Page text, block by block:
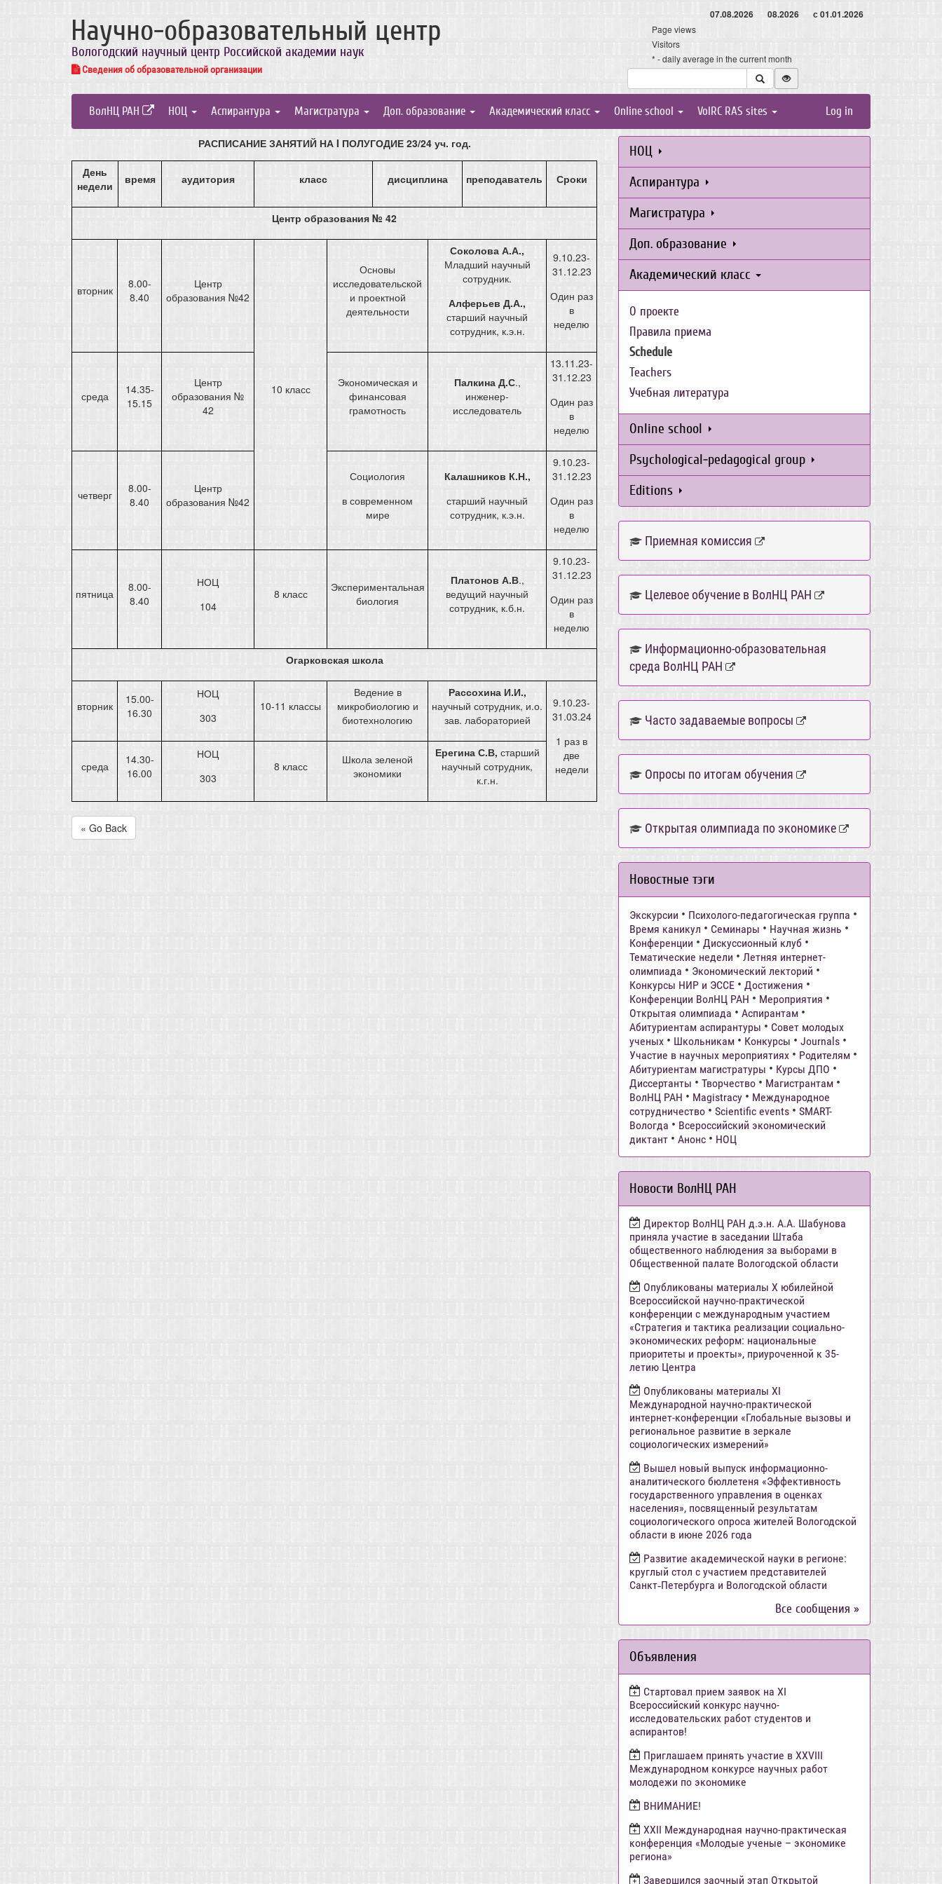
Научно-образовательный центр
Вологодский научный центр Российской академии наук
Сведения об образовательной организации
07.08.2026 08.2026 с 01.01.2026
Page views
Visitors
* - daily average in the current month
ВолНЦ РАН НОЦ Аспирантура Магистратура Доп. образование Академический класс Online school VolRC RAS sites Log in
РАСПИСАНИЕ ЗАНЯТИЙ НА I ПОЛУГОДИЕ 23/24 уч. год.
День
недели
время аудитория класс дисциплина преподаватель Сроки
Центр образования № 42
вторник
8.00-
8.40
Центр
образования №42
10 класс
Основы
исследовательской
и проектной
деятельности
Соколова А.А.,
Младший научный
сотрудник.
Алферьев Д.А.,
старший научный
сотрудник, к.э.н.
9.10.23-
31.12.23
Один раз
в
неделю
среда
14.35-
15.15
Центр
образования №
42
Экономическая и
финансовая
грамотность
Палкина Д.С.,
инженер-
исследователь
13.11.23-
31.12.23
Один раз
в
неделю
четверг
8.00-
8.40
Центр
образования №42
Социология
в современном
мире
Калашников К.Н.,
старший научный
сотрудник, к.э.н.
9.10.23-
31.12.23
Один раз
в
неделю
пятница
8.00-
8.40
НОЦ
104
8 класс
Экспериментальная
биология
Платонов А.В.,
ведущий научный
сотрудник, к.б.н.
9.10.23-
31.12.23
Один раз
в
неделю
Огарковская школа
вторник
15.00-
16.30
НОЦ
303
10-11 классы
Ведение в
микробиологию и
биотехнологию
Рассохина И.И.,
научный сотрудник, и.о.
зав. лабораторией
9.10.23-
31.03.24
1 раз в
две
недели
среда
14.30-
16.00
НОЦ
303
8 класс
Школа зеленой
экономики
Ерегина С.В, старший
научный сотрудник,
к.г.н.
« Go Back
НОЦ
Аспирантура
Магистратура
Доп. образование
Академический класс
О проекте
Правила приема
Schedule
Teachers
Учебная литература
Online school
Psychological-pedagogical group
Editions
Приемная комиссия
Целевое обучение в ВолНЦ РАН
Информационно-образовательная
среда ВолНЦ РАН
Часто задаваемые вопросы
Опросы по итогам обучения
Открытая олимпиада по экономике
Новостные тэги
Экскурсии • Психолого-педагогическая группа •
Время каникул • Семинары • Научная жизнь •
Конференции • Дискуссионный клуб •
Тематические недели • Летняя интернет-
олимпиада • Экономический лекторий •
Конкурсы НИР и ЭССЕ • Достижения •
Конференции ВолНЦ РАН • Мероприятия •
Открытая олимпиада • Аспирантам •
Абитуриентам аспирантуры • Совет молодых
ученых • Школьникам • Конкурсы • Journals •
Участие в научных мероприятиях • Родителям •
Абитуриентам магистратуры • Курсы ДПО •
Диссертанты • Творчество • Магистрантам •
ВолНЦ РАН • Magistracy • Международное
сотрудничество • Scientific events • SMART-
Вологда • Всероссийский экономический
диктант • Анонс • НОЦ
Новости ВолНЦ РАН
Директор ВолНЦ РАН д.э.н. А.А. Шабунова
приняла участие в заседании Штаба
общественного наблюдения за выборами в
Общественной палате Вологодской области
Опубликованы материалы X юбилейной
Всероссийской научно-практической
конференции с международным участием
«Стратегия и тактика реализации социально-
экономических реформ: национальные
приоритеты и проекты», приуроченной к 35-
летию Центра
Опубликованы материалы XI
Международной научно-практической
интернет-конференции «Глобальные вызовы и
региональное развитие в зеркале
социологических измерений»
Вышел новый выпуск информационно-
аналитического бюллетеня «Эффективность
государственного управления в оценках
населения», посвященный результатам
социологического опроса жителей Вологодской
области в июне 2026 года
Развитие академической науки в регионе:
круглый стол с участием представителей
Санкт‑Петербурга и Вологодской области
Все сообщения »
Объявления
Стартовал прием заявок на XI
Всероссийский конкурс научно-
исследовательских работ студентов и
аспирантов!
Приглашаем принять участие в XXVIII
Международном конкурсе научных работ
молодежи по экономике
ВНИМАНИЕ!
ХХII Международная научно-практическая
конференция «Молодые ученые – экономике
региона»
Завершился заочный этап Открытой